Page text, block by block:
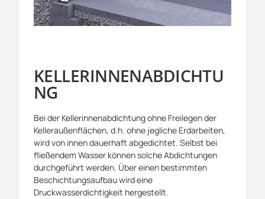
KELLERINNENABDICHTU
NG
Bei der Kellerinnenabdichtung ohne Freilegen der
Kelleraußenflächen, d.h. ohne jegliche Erdarbeiten,
wird von innen dauerhaft abgedichtet. Selbst bei
fließendem Wasser können solche Abdichtungen
durchgeführt werden. Über einen bestimmten
Beschichtungsaufbau wird eine
Druckwasserdichtigkeit hergestellt.